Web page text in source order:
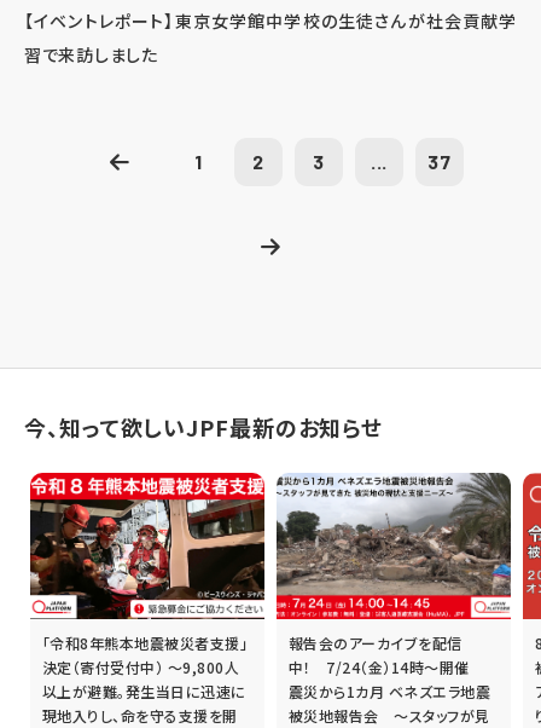
【イベントレポート】東京女学館中学校の生徒さんが社会貢献学
習で来訪しました
1 2 3 ... 37
今、知って欲しいJPF最新のお知らせ
「令和8年熊本地震被災者支援」
決定（寄付受付中） ～9,800人
以上が避難。発生当日に迅速に
現地入りし、命を守る支援を開
報告会のアーカイブを配信
中！ 7/24（金）14時～開催
震災から1カ月 ベネズエラ地震
被災地報告会 ～スタッフが見